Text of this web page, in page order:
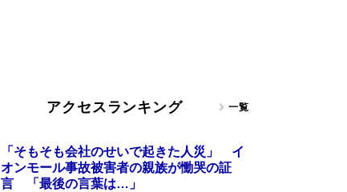
アクセスランキング 一覧
「そもそも会社のせいで起きた人災」 イ
オンモール事故被害者の親族が慟哭の証
言 「最後の言葉は…」